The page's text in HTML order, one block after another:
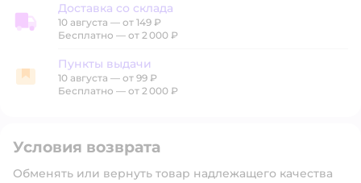
Доставка со склада
Доставка со склада
10 августа — от 149 ₽
Бесплатно — от 2 000 ₽
Пункты выдачи
Пункты выдачи
10 августа — от 99 ₽
Бесплатно — от 2 000 ₽
Условия возврата
Обменять или вернуть товар надлежащего качества